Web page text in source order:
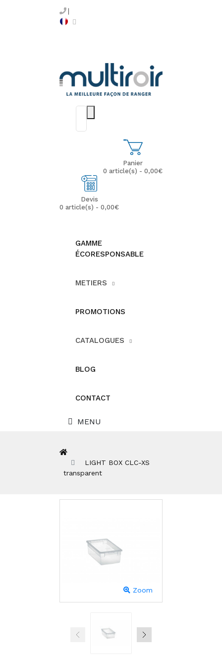
Panier
0 article(s) - 0,00€
Devis
0 article(s) - 0,00€
GAMME
ÉCORESPONSABLE
METIERS
PROMOTIONS
CATALOGUES
BLOG
CONTACT
MENU
LIGHT BOX CLC-XS
transparent
Zoom